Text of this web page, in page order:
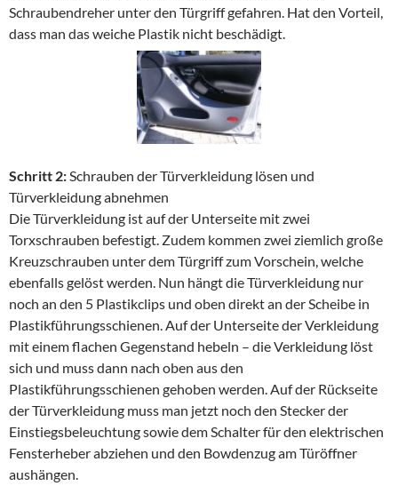
Schraubendreher unter den Türgriff gefahren. Hat den Vorteil,
dass man das weiche Plastik nicht beschädigt.
Schritt 2:Schrauben der Türverkleidung lösen und
Türverkleidung abnehmen
Die Türverkleidung ist auf der Unterseite mit zwei
Torxschrauben befestigt. Zudem kommen zwei ziemlich große
Kreuzschrauben unter dem Türgriff zum Vorschein, welche
ebenfalls gelöst werden. Nun hängt die Türverkleidung nur
noch an den 5 Plastikclips und oben direkt an der Scheibe in
Plastikführungsschienen. Auf der Unterseite der Verkleidung
mit einem flachen Gegenstand hebeln – die Verkleidung löst
sich und muss dann nach oben aus den
Plastikführungsschienen gehoben werden. Auf der Rückseite
der Türverkleidung muss man jetzt noch den Stecker der
Einstiegsbeleuchtung sowie dem Schalter für den elektrischen
Fensterheber abziehen und den Bowdenzug am Türöffner
aushängen.